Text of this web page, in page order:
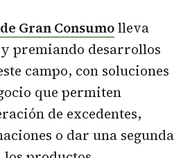
Gran Consumolleva
premiando desarrollos
campo, con soluciones
que permiten
de excedentes,
o dar una segunda